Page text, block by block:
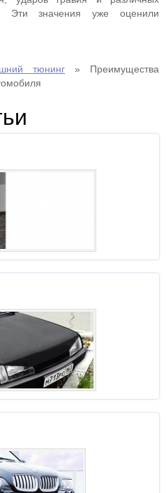
Эти значения уже оценили
тюнинг » Преимущества